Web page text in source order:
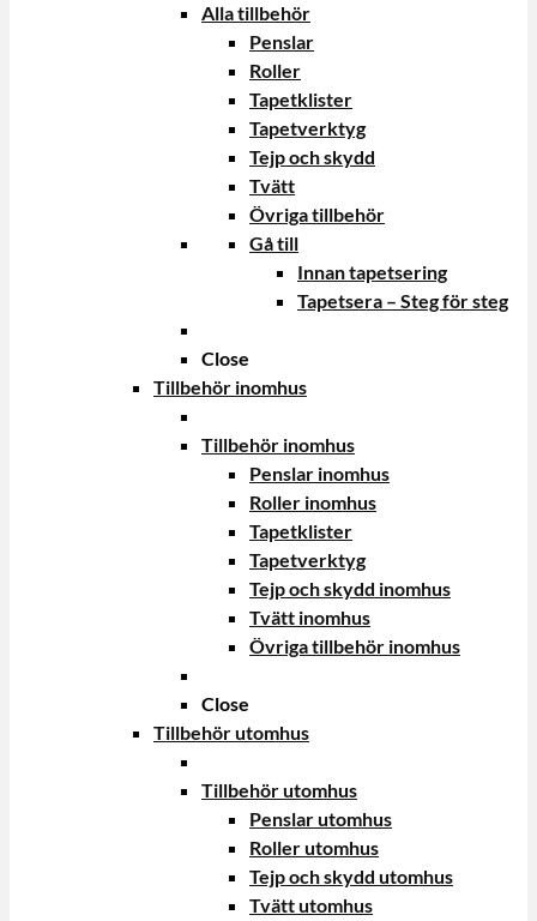
Alla tillbehör
Penslar
Roller
Tapetklister
Tapetverktyg
Tejp och skydd
Tvätt
Övriga tillbehör
Gå till
Innan tapetsering
Tapetsera – Steg för steg
Close
Tillbehör inomhus
Tillbehör inomhus
Penslar inomhus
Roller inomhus
Tapetklister
Tapetverktyg
Tejp och skydd inomhus
Tvätt inomhus
Övriga tillbehör inomhus
Close
Tillbehör utomhus
Tillbehör utomhus
Penslar utomhus
Roller utomhus
Tejp och skydd utomhus
Tvätt utomhus